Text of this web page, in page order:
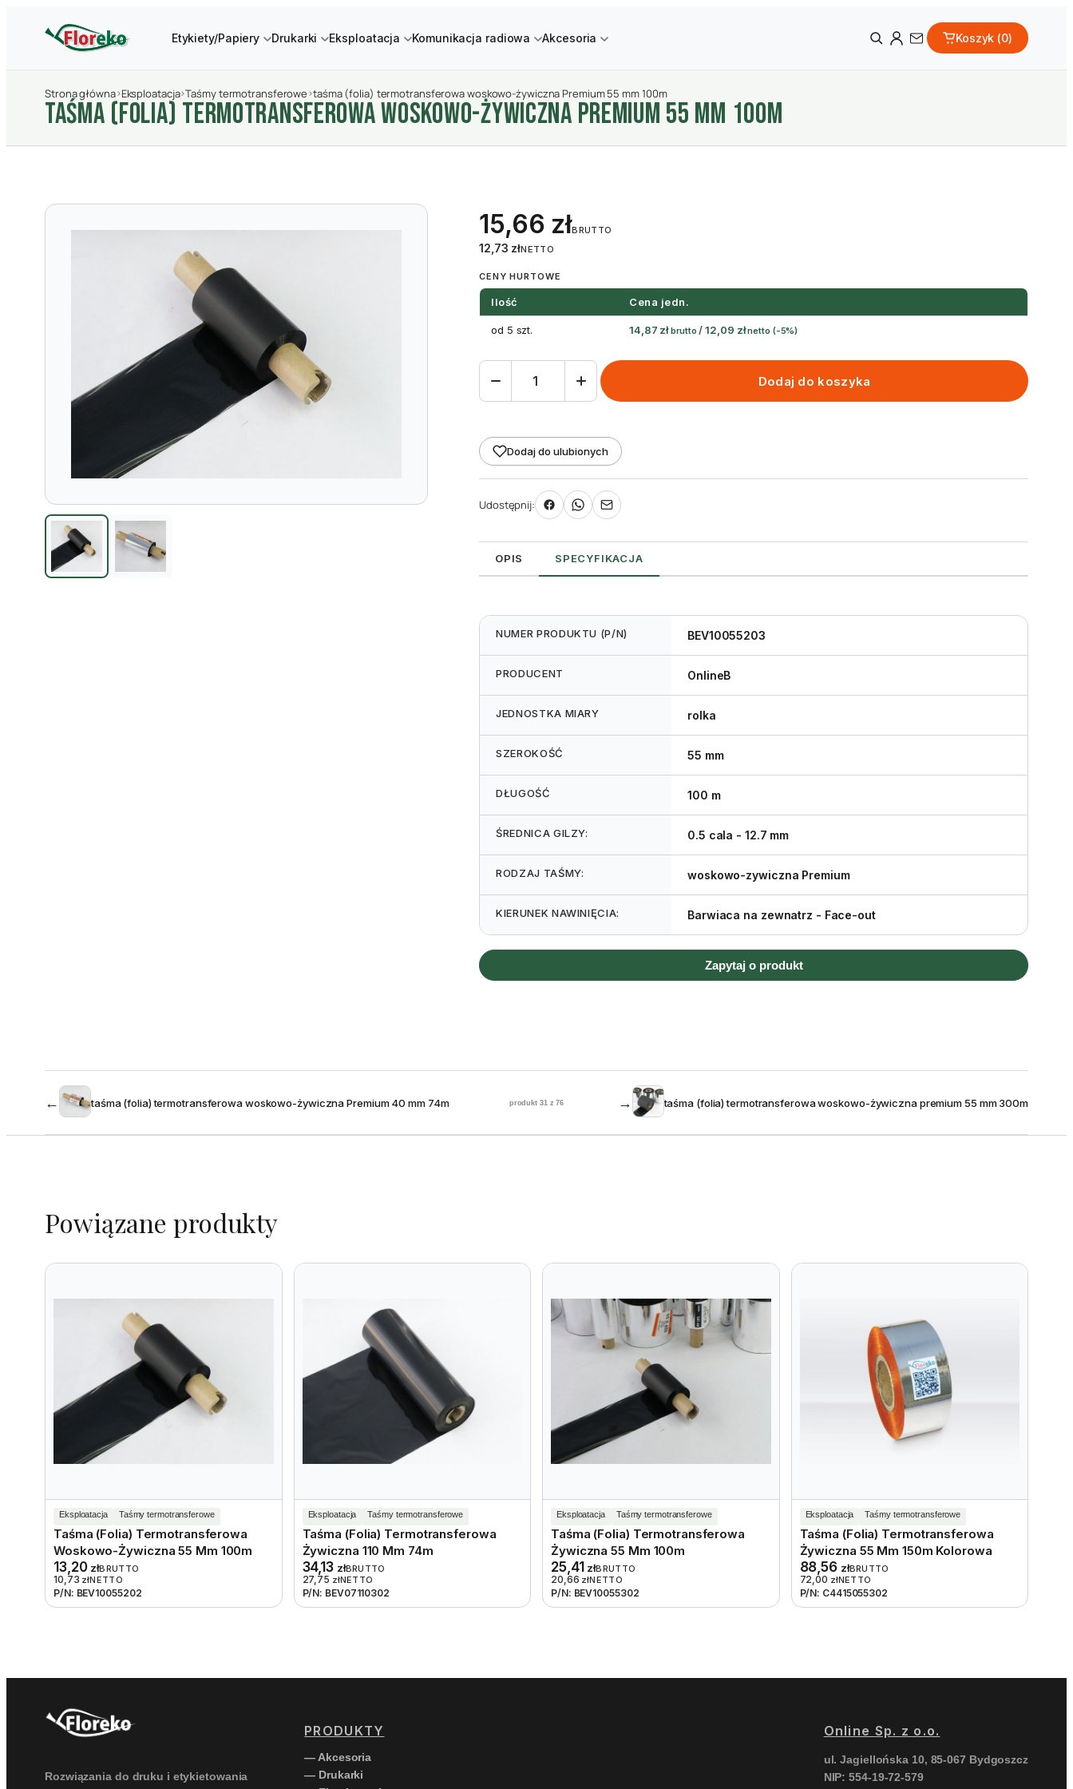
Etykiety/Papiery Drukarki Eksploatacja Komunikacja radiowa Akcesoria Koszyk (0)
Strona główna›Eksploatacja›Taśmy termotransferowe›taśma (folia) termotransferowa woskowo-żywiczna Premium 55 mm 100m
TAśMA (FOLIA) TERMOTRANSFEROWA WOSKOWO-żYWICZNA PREMIUM 55 MM 100M
15,66 złBRUTTO
12,73 złNETTO
CENY HURTOWE
Ilość Cena jedn.
od 5 szt. 14,87 zł brutto /12,09 zł netto (-5%)
ilość
taśma
termotransferowa
woskowo-
żywiczna
Premium
55
mm
Dodaj do koszyka
Dodaj do ulubionych
Udostępnij:
OPIS SPECYFIKACJA
NUMER PRODUKTU (P/N) BEV10055203
PRODUCENT OnlineB
JEDNOSTKA MIARY rolka
SZEROKOŚĆ 55 mm
DŁUGOŚĆ 100 m
ŚREDNICA GILZY: 0.5 cala - 12.7 mm
RODZAJ TAŚMY: woskowo-zywiczna Premium
KIERUNEK NAWINIĘCIA: Barwiaca na zewnatrz - Face-out
Zapytaj o produkt
← taśma (folia) termotransferowa woskowo-żywiczna Premium 40 mm 74m produkt 31 z 76 taśma (folia) termotransferowa woskowo-żywiczna premium 55 mm 300m
→
Powiązane produkty
Eksploatacja Taśmy termotransferowe
Taśma (folia) Termotransferowa
Woskowo-Żywiczna 55 Mm 100m
13,20 złBRUTTO
10,73 złNETTO
P/N: BEV10055202
Eksploatacja Taśmy termotransferowe
Taśma (folia) Termotransferowa
Żywiczna 110 Mm 74m
34,13 złBRUTTO
27,75 złNETTO
P/N: BEV07110302
Eksploatacja Taśmy termotransferowe
Taśma (folia) Termotransferowa
Żywiczna 55 Mm 100m
25,41 złBRUTTO
20,66 złNETTO
P/N: BEV10055302
Eksploatacja Taśmy termotransferowe
Taśma (folia) Termotransferowa
Żywiczna 55 Mm 150m Kolorowa
88,56 złBRUTTO
72,00 złNETTO
P/N: C4415055302
Rozwiązania do druku i etykietowania
PRODUKTY
— Akcesoria
— Drukarki
Online Sp. z o.o.
ul. Jagiellońska 10, 85-067 Bydgoszcz
NIP: 554-19-72-579